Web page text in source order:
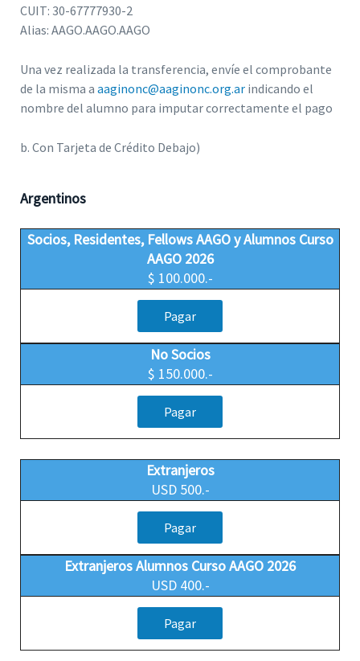
CUIT: 30-67777930-2
Alias: AAGO.AAGO.AAGO
Una vez realizada la transferencia, envíe el comprobante
de la misma a aaginonc@aaginonc.org.ar indicando el
nombre del alumno para imputar correctamente el pago
b. Con Tarjeta de Crédito Debajo)
Argentinos
Socios, Residentes, Fellows AAGO y Alumnos Curso
AAGO 2026
$ 100.000.-
Pagar
No Socios
$ 150.000.-
Pagar
Extranjeros
USD 500.-
Pagar
Extranjeros Alumnos Curso AAGO 2026
USD 400.-
Pagar